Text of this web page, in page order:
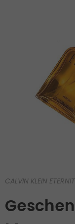
CALVIN KLEIN